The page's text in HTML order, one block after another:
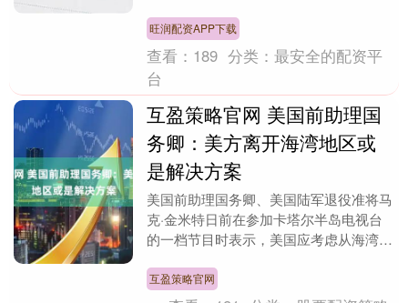
国媒体采访时指出....
旺润配资APP下载
查看： 189 分类：最安全的配资平
台
互盈策略官网 美国前助理国
务卿：美方离开海湾地区或
是解决方案
美国前助理国务卿、美国陆军退役准将马
克·金米特日前在参加卡塔尔半岛电视台
的一档节目时表示，美国应考虑从海湾地
处理与伊朗的关系....
互盈策略官网